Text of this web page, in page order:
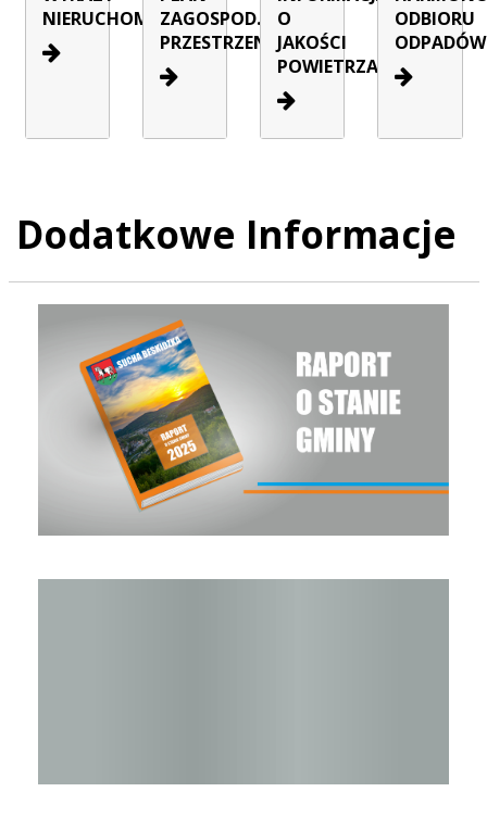
NIERUCHOMOŚCIZAGOSPOD.
PRZESTRZENNEGO
O
JAKOŚCI
POWIETRZA
ODBIORU
ODPADÓW
Dodatkowe Informacje